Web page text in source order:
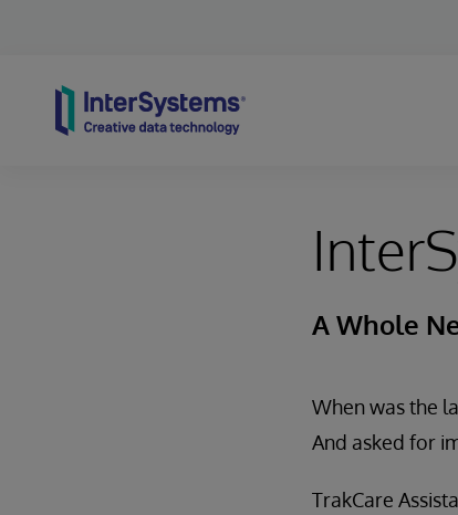
A Whole
When was the
And asked for
TrakCare